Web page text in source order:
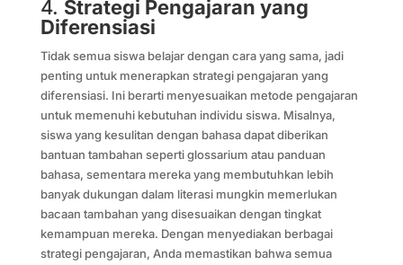
4. Strategi Pengajaran yang
Diferensiasi
Tidak semua siswa belajar dengan cara yang sama, jadi
penting untuk menerapkan strategi pengajaran yang
diferensiasi. Ini berarti menyesuaikan metode pengajaran
untuk memenuhi kebutuhan individu siswa. Misalnya,
siswa yang kesulitan dengan bahasa dapat diberikan
bantuan tambahan seperti glossarium atau panduan
bahasa, sementara mereka yang membutuhkan lebih
banyak dukungan dalam literasi mungkin memerlukan
bacaan tambahan yang disesuaikan dengan tingkat
kemampuan mereka. Dengan menyediakan berbagai
strategi pengajaran, Anda memastikan bahwa semua